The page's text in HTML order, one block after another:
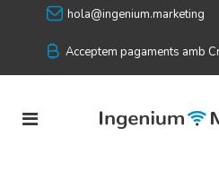
hola@ingenium.marketing
Acceptem pagaments amb